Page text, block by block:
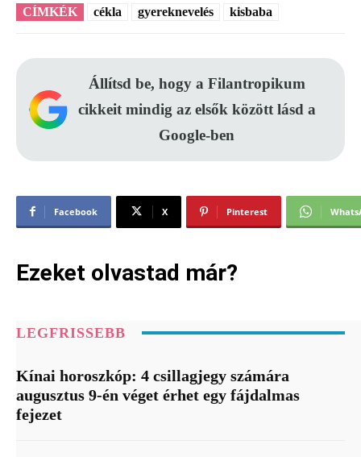
CÍMKÉK cékla gyereknevelés kisbaba
Állítsd be, hogy a Filantropikum
cikkeit mindig az elsők között lásd a
Google-ben
Facebook X Pinterest
Ezeket olvastad már?
LEGFRISSEBB
Kínai horoszkóp: 4 csillagjegy számára
augusztus 9-én véget érhet egy fájdalmas
fejezet